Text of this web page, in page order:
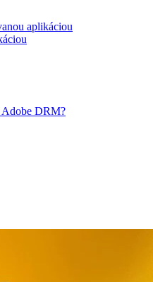
aplikáciou
Adobe DRM?